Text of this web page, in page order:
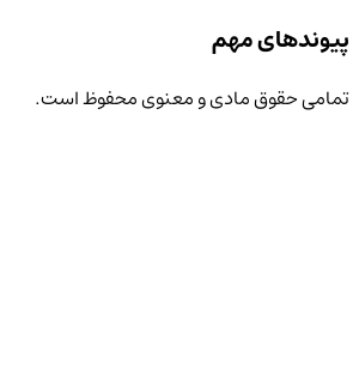
پیوندهای مهم
تمامی حقوق مادی و معنوی محفوظ است.